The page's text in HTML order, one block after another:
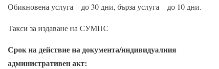
Обикновена услуга – до 30 дни, бърза услуга – до 10 дни.
Такси за издаване на СУМПС
Срок на действие на документа/индивидуалния
административен акт: